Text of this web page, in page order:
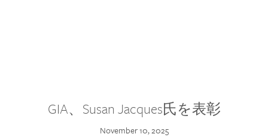
GIA、Susan Jacques氏を表彰
November 10, 2025